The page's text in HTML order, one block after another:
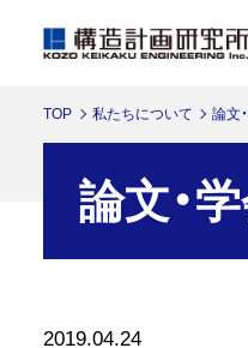
TOP 私たちについて 論文
論文・
2019.04.24